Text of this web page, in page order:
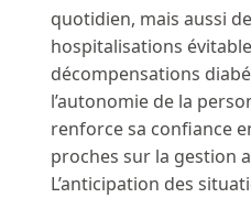
quotidien, mais aussi
hospitalisations
décompensations
l’autonomie de la
renforce sa confiance
proches sur la gestion
L’anticipation des